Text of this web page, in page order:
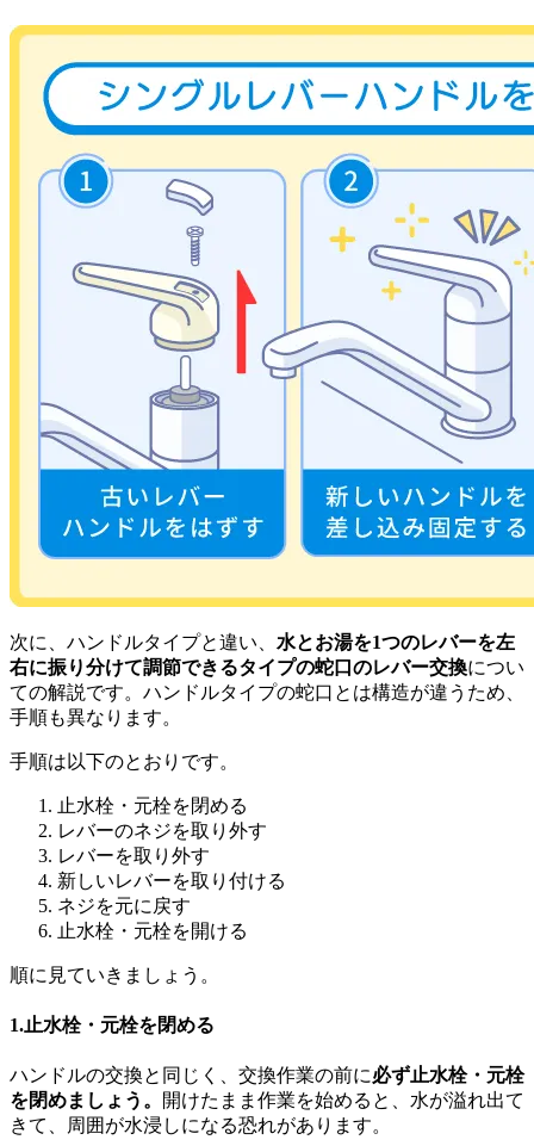
次に、ハンドルタイプと違い、 水とお湯を1つのレバーを左
右に振り分けて調節できるタイプの蛇口のレバー交換につい
ての解説です。ハンドルタイプの蛇口とは構造が違うため、
手順も異なります。
手順は以下のとおりです。
止水栓・元栓を閉める
レバーのネジを取り外す
レバーを取り外す
新しいレバーを取り付ける
ネジを元に戻す
止水栓・元栓を開ける
順に見ていきましょう。
1.止水栓・元栓を閉める
ハンドルの交換と同じく、交換作業の前に必ず止水栓・元栓
を閉めましょう。
開けたまま作業を始めると、水が溢れ出て
きて、周囲が水浸しになる恐れがあります。